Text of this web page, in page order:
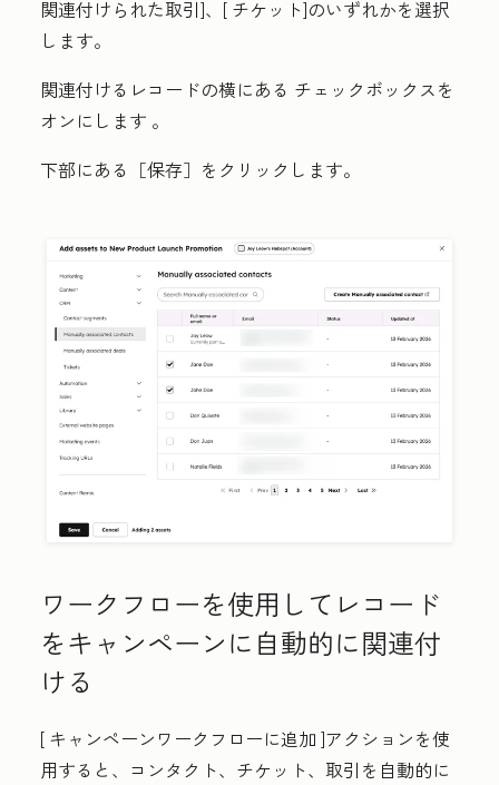
関連付けられた取引]、[ チケット]のいずれかを選択
します。
関連付けるレコードの横にある チェックボックスを
オンにします 。
下部にある［保存］ をクリックします。
ワークフローを使用してレコード
をキャンペーンに自動的に関連付
ける
[ キャンペーンワークフローに追加 ]アクションを使
用すると、コンタクト、チケット、取引を自動的に